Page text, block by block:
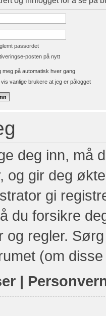
passordet
posten på nytt
meg på automatisk hver gang
vis vanlige brukere at jeg er pålogget
deg inn, må
og gir deg
gi
du forsikre
og regler.
(om
|